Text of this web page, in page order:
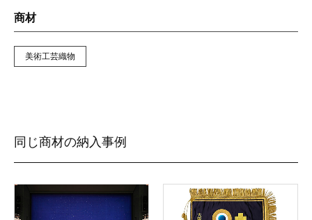
商材
美術工芸織物
同じ商材の納入事例